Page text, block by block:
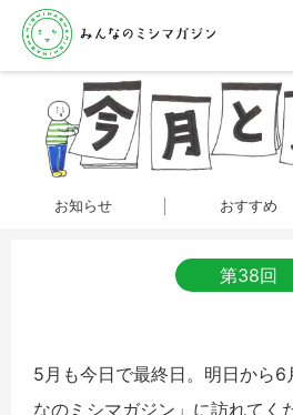
お知らせ おすすめ
第38回
5月も今日で最終日。明日から6
なのミシマガジン」に訪れてく